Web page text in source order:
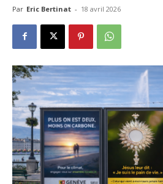
Par Eric Bertinat - 18 avril 2026